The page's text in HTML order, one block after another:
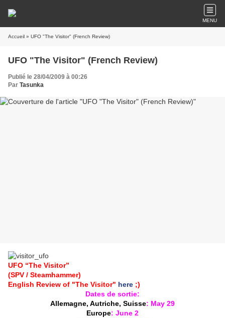
MENU
Accueil » UFO "The Visitor" (French Review)
UFO "The Visitor" (French Review)
Publié le 28/04/2009 à 00:26
Par Tasunka
UFO “The Visitor”
(SPV / Steamhammer)
English Review of "The Visitor" here ;)
Dates de sortie:
Allemagne, Autriche, Suisse: May 29
Europe: June 2